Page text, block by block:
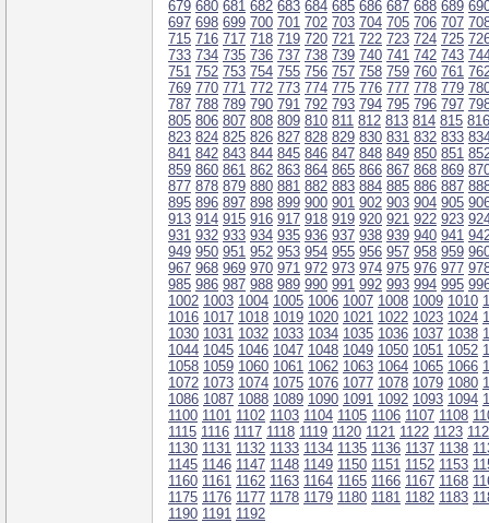
679 680 681 682 683 684 685 686 687 688 689
697 698 699 700 701 702 703 704 705 706 707
715 716 717 718 719 720 721 722 723 724 725
733 734 735 736 737 738 739 740 741 742 743
751 752 753 754 755 756 757 758 759 760 761
769 770 771 772 773 774 775 776 777 778 779
787 788 789 790 791 792 793 794 795 796 797
805 806 807 808 809 810 811 812 813 814 815 816
823 824 825 826 827 828 829 830 831 832 833
841 842 843 844 845 846 847 848 849 850 851
859 860 861 862 863 864 865 866 867 868 869
877 878 879 880 881 882 883 884 885 886 887
895 896 897 898 899 900 901 902 903 904 905
913 914 915 916 917 918 919 920 921 922 923
931 932 933 934 935 936 937 938 939 940 941
949 950 951 952 953 954 955 956 957 958 959
967 968 969 970 971 972 973 974 975 976 977
985 986 987 988 989 990 991 992 993 994 995
1002 1003 1004 1005 1006 1007 1008 1009 1010
1016 1017 1018 1019 1020 1021 1022 1023 1024
1030 1031 1032 1033 1034 1035 1036 1037 1038
1044 1045 1046 1047 1048 1049 1050 1051 1052
1058 1059 1060 1061 1062 1063 1064 1065 1066
1072 1073 1074 1075 1076 1077 1078 1079 1080
1086 1087 1088 1089 1090 1091 1092 1093 1094
1100 1101 1102 1103 1104 1105 1106 1107 1108
1115 1116 1117 1118 1119 1120 1121 1122 1123
1130 1131 1132 1133 1134 1135 1136 1137 1138
1145 1146 1147 1148 1149 1150 1151 1152 1153
1160 1161 1162 1163 1164 1165 1166 1167 1168
1175 1176 1177 1178 1179 1180 1181 1182 1183
1190 1191 1192